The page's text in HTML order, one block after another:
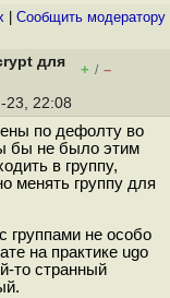
Cообщить модератору
для
+ / –
23, 22:08
по дефолту во
бы не было этим
в группу,
менять группу для
группами не особо
на практике ugo
то странный